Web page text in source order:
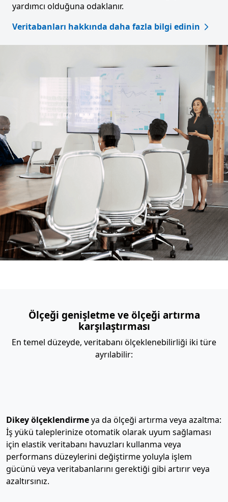
yardımcı olduğuna odaklanır.
Veritabanları hakkında daha fazla bilgi edinin
Ölçeği genişletme ve ölçeği artırma
karşılaştırması
En temel düzeyde, veritabanı ölçeklenebilirliği iki türe
ayrılabilir:
Dikey ölçeklendirmeya da ölçeği artırma veya azaltma:
İş yükü taleplerinize otomatik olarak uyum sağlaması
için elastik veritabanı havuzları kullanma veya
performans düzeylerini değiştirme yoluyla işlem
gücünü veya veritabanlarını gerektiği gibi artırır veya
azaltırsınız.